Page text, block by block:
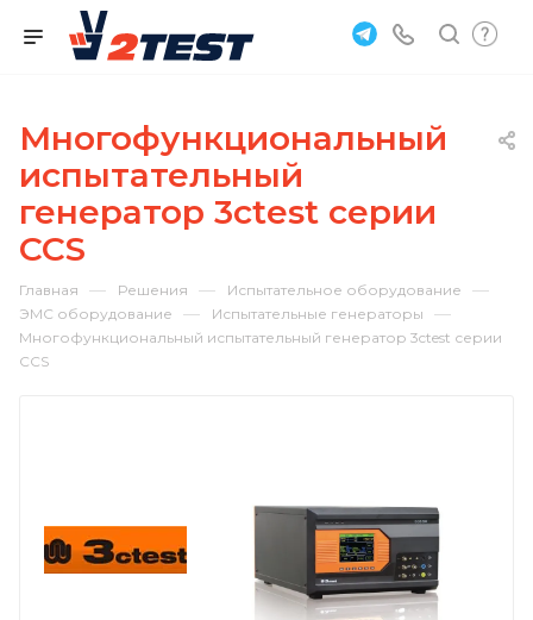
Многофункциональный
испытательный
генератор 3ctest серии
CCS
Главная — Решения — Испытательное оборудование —
ЭМС оборудование — Испытательные генераторы —
Многофункциональный испытательный генератор 3ctest серии
CCS